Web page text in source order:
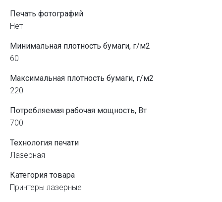
Печать фотографий
Нет
Минимальная плотность бумаги, г/м2
60
Максимальная плотность бумаги, г/м2
220
Потребляемая рабочая мощность, Вт
700
Технология печати
Лазерная
Категория товара
Принтеры лазерные